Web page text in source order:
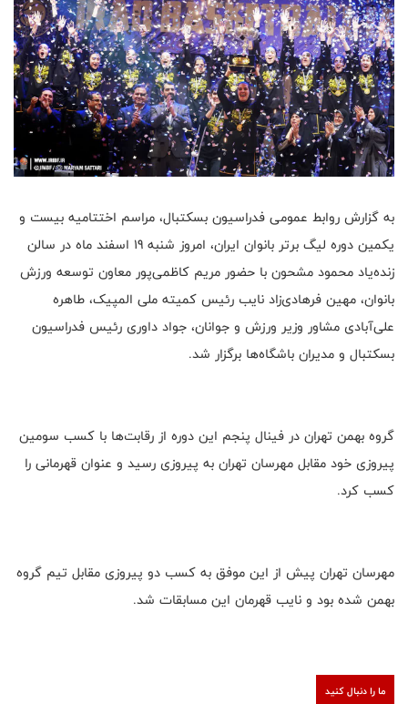
به گزارش روابط عمومی فدراسیون بسکتبال، مراسم اختتامیه بیست و
یکمین دوره لیگ برتر بانوان ایران، امروز شنبه 19 اسفند ماه در سالن
زنده‌یاد محمود مشحون با حضور مریم کاظمی‌پور معاون توسعه ورزش
بانوان، مهین فرهادی‌زاد نایب رئیس کمیته ملی المپیک، طاهره
علی‌آبادی مشاور وزیر ورزش و جوانان، جواد داوری رئیس فدراسیون
بسکتبال و مدیران باشگاه‌ها برگزار شد.
گروه بهمن تهران در فینال پنجم این دوره از رقابت‌ها با کسب سومین
پیروزی خود مقابل مهرسان تهران به پیروزی رسید و عنوان قهرمانی را
کسب کرد.
مهرسان تهران پیش از این موفق به کسب دو پیروزی مقابل تیم گروه
بهمن شده بود و نایب قهرمان این مسابقات شد.
ما را دنبال کنید